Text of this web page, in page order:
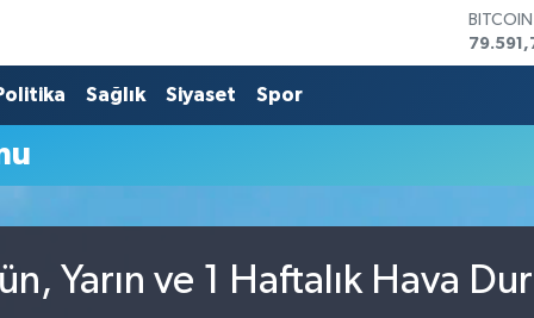
BITCOIN
Sağlık Siyaset Spor
Yarın ve 1 Haftalık Hava